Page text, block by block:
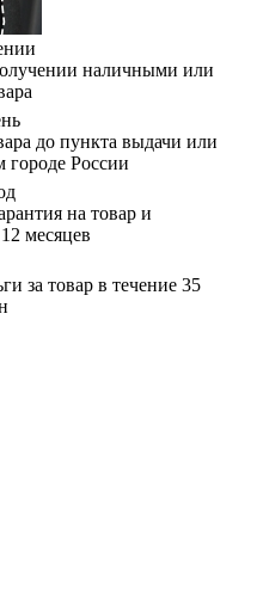
наличными или
до пункта выдачи или
городе России
на товар и
месяцев
за товар в течение 35